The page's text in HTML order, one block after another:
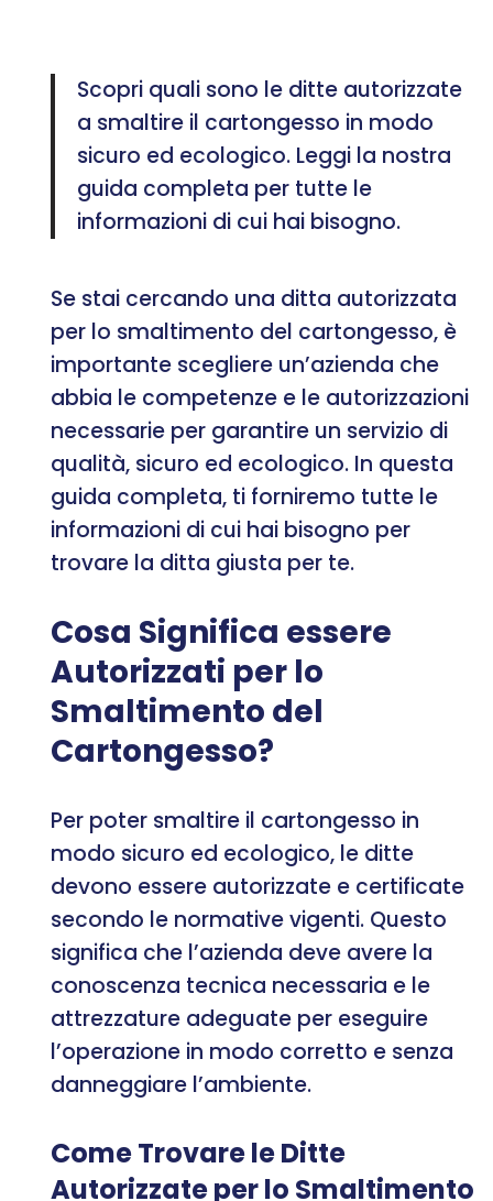
Scopri quali sono le ditte autorizzate
a smaltire il cartongesso in modo
sicuro ed ecologico. Leggi la nostra
guida completa per tutte le
informazioni di cui hai bisogno.
Se stai cercando una ditta autorizzata
per lo smaltimento del cartongesso, è
importante scegliere un’azienda che
abbia le competenze e le autorizzazioni
necessarie per garantire un servizio di
qualità, sicuro ed ecologico. In questa
guida completa, ti forniremo tutte le
informazioni di cui hai bisogno per
trovare la ditta giusta per te.
Cosa Significa essere
Autorizzati per lo
Smaltimento del
Cartongesso?
Per poter smaltire il cartongesso in
modo sicuro ed ecologico, le ditte
devono essere autorizzate e certificate
secondo le normative vigenti. Questo
significa che l’azienda deve avere la
conoscenza tecnica necessaria e le
attrezzature adeguate per eseguire
l’operazione in modo corretto e senza
danneggiare l’ambiente.
Come Trovare le Ditte
Autorizzate per lo Smaltimento